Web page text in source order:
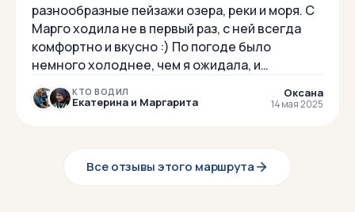
разнообразные пейзажи озера, реки и моря. С
Марго ходила не в первый раз, с ней всегда
комфортно и вкусно :) По погоде было
немного холоднее, чем я ожидала, и
вполне хватил...
КТО ВОДИЛ
Екатерина и Маргарита
Оксана
14 мая 2025
Все отзывы этого маршрута